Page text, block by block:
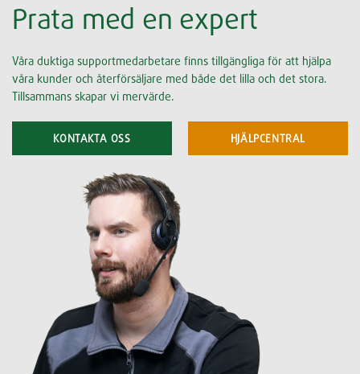
Prata med en expert
Våra duktiga supportmedarbetare finns tillgängliga för att hjälpa
våra kunder och återförsäljare med både det lilla och det stora.
Tillsammans skapar vi mervärde.
KONTAKTA OSS HJÄLPCENTRAL